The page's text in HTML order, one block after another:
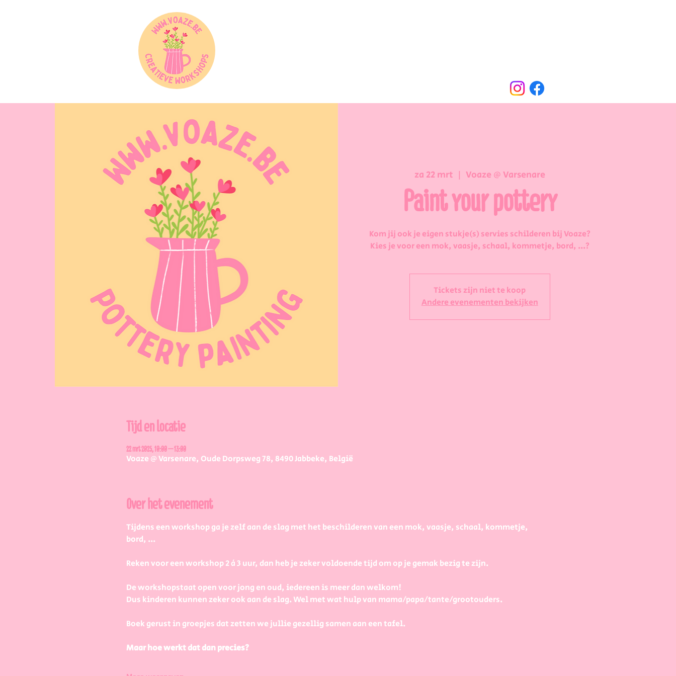
za 22 mrt
  |
Voaze @ Varsenare
Paint your pottery
Kom jij ook je eigen stukje(s) servies schilderen bij Voaze?
Kies je voor een mok, vaasje, schaal, kommetje, bord, ...?
Tickets zijn niet te koop
Andere evenementen bekijken
Tijd en locatie
22 mrt 2025, 10:00 – 13:00
Voaze @ Varsenare, Oude Dorpsweg 78, 8490 Jabbeke, België
Over het evenement
Tijdens een workshop ga je zelf aan de slag met het beschilderen van een mok, vaasje, schaal, kommetje,
bord, ...
Reken voor een workshop 2 à 3 uur, dan heb je zeker voldoende tijd om op je gemak bezig te zijn.
De workshopstaat open voor jong en oud, iedereen is meer dan welkom!
Dus kinderen kunnen zeker ook aan de slag. Wel met wat hulp van mama/papa/tante/grootouders.
Boek gerust in groepjes dat zetten we jullie gezellig samen aan een tafel.
Maar hoe werkt dat dan precies?